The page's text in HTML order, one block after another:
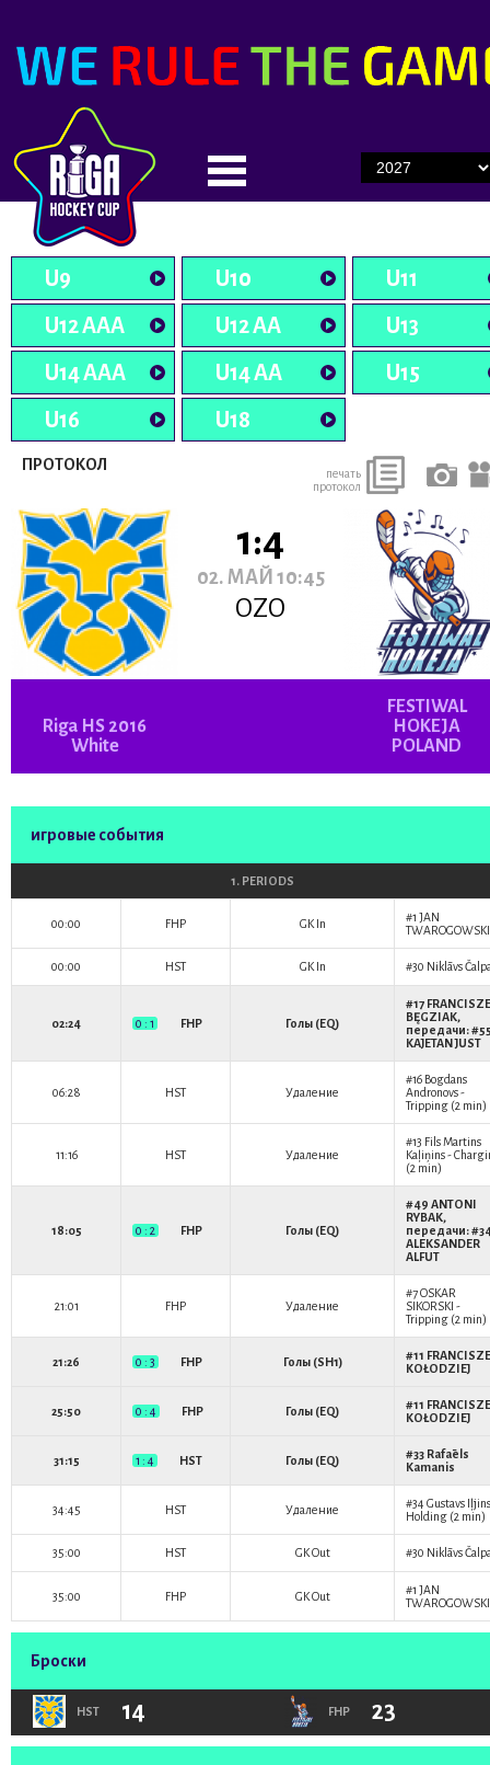
U9 U10
U11
U12 AAA
U12 AA
U13
U14 AAA
U14 AA
U15
U16
U18
ПРОТОКОЛ
печать
протокол
1:4
02. МАЙ 10:45
OZO
Riga HS 2016
White
FESTIWAL
HOKEJA
POLAND
игровые события
1. PERIODS
00:00 FHP GK In #1 JAN
TWAROGOWSKI
00:00 HST GK In #30 Niklāvs
02:24 0 : 1 FHP Голы (EQ)
#17
BĘGZIAK,
передачи:
KAJETAN JUST
06:28 HST Удаление
#16 Bogdans
Andronovs-
Tripping (2 min)
11:16 HST Удаление
#13 Fils Martins
Kaļiņins-
(2 min)
18:05 0 : 2 FHP Голы (EQ)
#49 ANTONI
RYBAK,
передачи:
ALEKSANDER
ALFUT
21:01 FHP Удаление
#7OSKAR
SIKORSKI -
Tripping (2 min)
21:26 0 : 3 FHP Голы (SH1) #11
KOŁODZIEJ
25:50 0 : 4 FHP Голы (EQ) #11
KOŁODZIEJ
31:15 1 : 4 HST Голы (EQ) #33 Rafaēls
Kamanis
34:45 HST Удаление #34 Gustavs Iļjins
Holding (2 min)
35:00 HST GK Out #30 Niklāvs
35:00 FHP GK Out #1 JAN
TWAROGOWSKI
Броски
HST 14 FHP 23